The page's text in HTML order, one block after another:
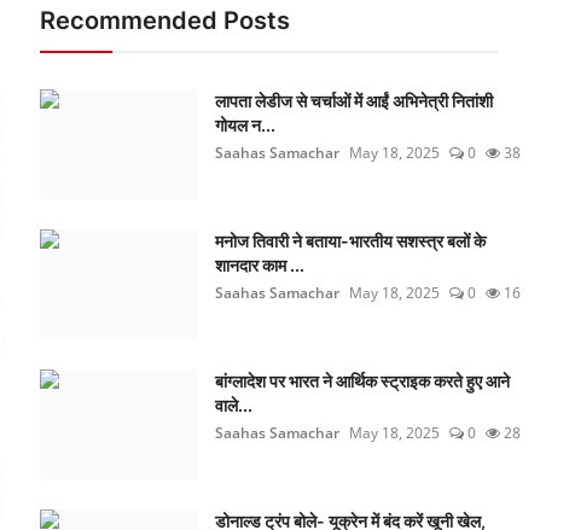
Recommended Posts
लापता लेडीज से चर्चाओं में आईं अभिनेत्री नितांशी
गोयल न...
Saahas Samachar May 18, 2025 0 38
मनोज तिवारी ने बताया-भारतीय सशस्त्र बलों के
शानदार काम ...
Saahas Samachar May 18, 2025 0 16
बांग्लादेश पर भारत ने आर्थिक स्ट्राइक करते हुए आने
वाले...
Saahas Samachar May 18, 2025 0 28
डोनाल्ड ट्रंप बोले- यूक्रेन में बंद करें खूनी खेल,